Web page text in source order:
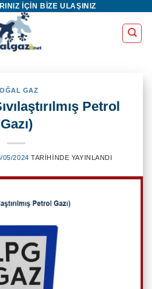
IÇIN BIZE ULAŞINIZ
GAZ
Petrol
Gazı)
05/2024 TARIHINDE YAYINLANDI